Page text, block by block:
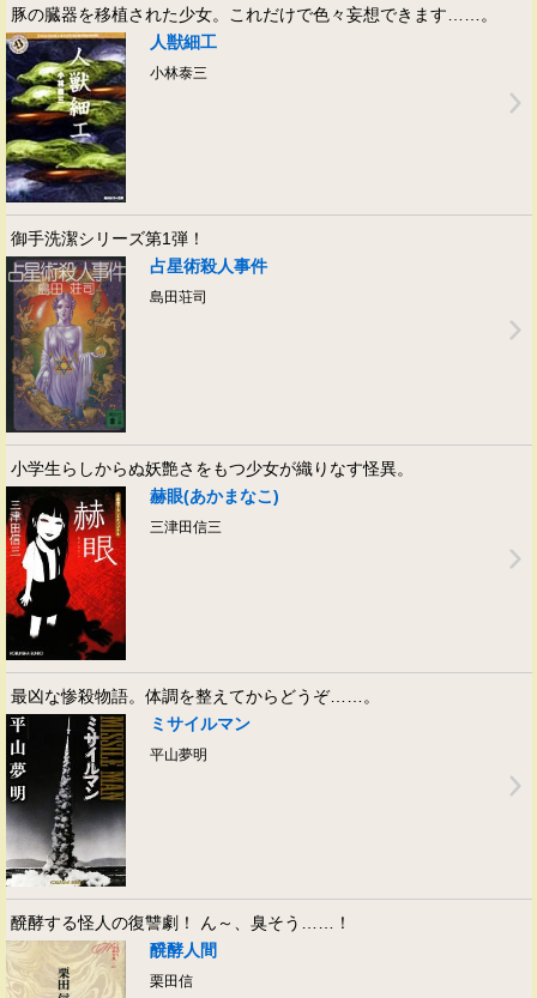
豚の臓器を移植された少女。これだけで色々妄想できます……。
人獣細工
小林泰三
御手洗潔シリーズ第1弾！
占星術殺人事件
島田荘司
小学生らしからぬ妖艶さをもつ少女が織りなす怪異。
赫眼(あかまなこ)
三津田信三
最凶な惨殺物語。体調を整えてからどうぞ……。
ミサイルマン
平山夢明
醗酵する怪人の復讐劇！ ん～、臭そう……！
醗酵人間
栗田信